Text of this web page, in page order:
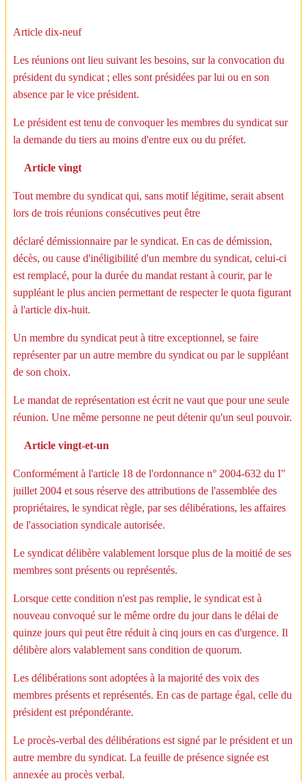
Article dix-neuf
Les réunions ont lieu suivant les besoins, sur la convocation du
président du syndicat ; elles sont présidées par lui ou en son
absence par le vice président.
Le président est tenu de convoquer les membres du syndicat sur
la demande du tiers au moins d'entre eux ou du préfet.
Article vingt
Tout membre du syndicat qui, sans motif légitime, serait absent
lors de trois réunions consécutives peut être
déclaré démissionnaire par le syndicat. En cas de démission,
décès, ou cause d'inéligibilité d'un membre du syndicat, celui-ci
est remplacé, pour la durée du mandat restant à courir, par le
suppléant le plus ancien permettant de respecter le quota figurant
à l'article dix-huit.
Un membre du syndicat peut à titre exceptionnel, se faire
représenter par un autre membre du syndicat ou par le suppléant
de son choix.
Le mandat de représentation est écrit ne vaut que pour une seule
réunion. Une même personne ne peut détenir qu'un seul pouvoir.
Article vingt-et-un
Conformément à l'article 18 de l'ordonnance n° 2004-632 du I"
juillet 2004 et sous réserve des attributions de l'assemblée des
propriétaires, le syndicat règle, par ses délibérations, les affaires
de l'association syndicale autorisée.
Le syndicat délibère valablement lorsque plus de la moitié de ses
membres sont présents ou représentés.
Lorsque cette condition n'est pas remplie, le syndicat est à
nouveau convoqué sur le même ordre du jour dans le délai de
quinze jours qui peut être réduit à cinq jours en cas d'urgence. Il
délibère alors valablement sans condition de quorum.
Les délibérations sont adoptées à la majorité des voix des
membres présents et représentés. En cas de partage égal, celle du
président est prépondérante.
Le procès-verbal des délibérations est signé par le président et un
autre membre du syndicat. La feuille de présence signée est
annexée au procès verbal.